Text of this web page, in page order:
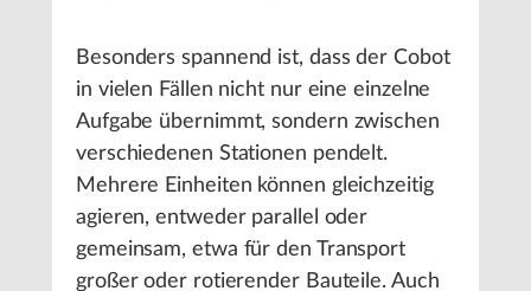
Besonders spannend ist, dass der Cobot
in vielen Fällen nicht nur eine einzelne
Aufgabe übernimmt, sondern zwischen
verschiedenen Stationen pendelt.
Mehrere Einheiten können gleichzeitig
agieren, entweder parallel oder
gemeinsam, etwa für den Transport
großer oder rotierender Bauteile. Auch